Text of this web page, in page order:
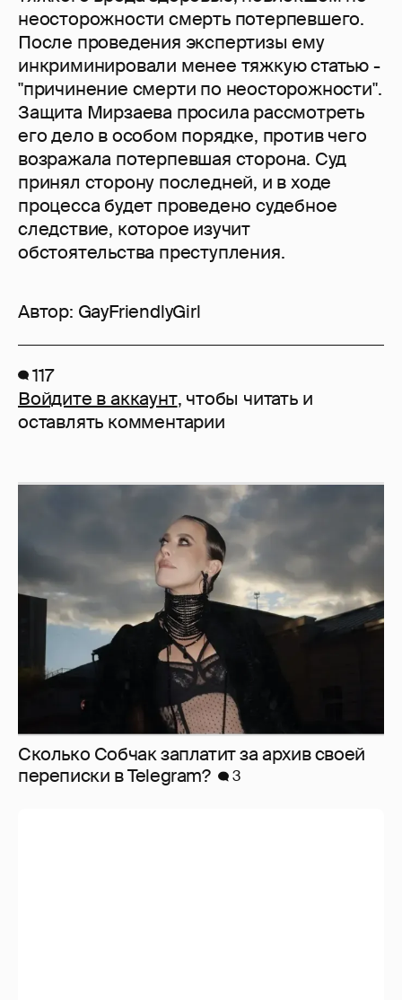
неосторожности смерть потерпевшего.
После проведения экспертизы ему
инкриминировали менее тяжкую статью -
"причинение смерти по неосторожности".
Защита Мирзаева просила рассмотреть
его дело в особом порядке, против чего
возражала потерпевшая сторона. Суд
принял сторону последней, и в ходе
процесса будет проведено судебное
следствие, которое изучит
обстоятельства преступления.
Автор: GayFriendlyGirl
117
Войдите в аккаунт, чтобы читать и
оставлять комментарии
Сколько Собчак заплатит за архив своей
перeписки в Telegram?
3